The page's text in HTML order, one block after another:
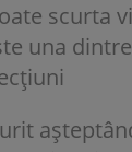
scurta
una